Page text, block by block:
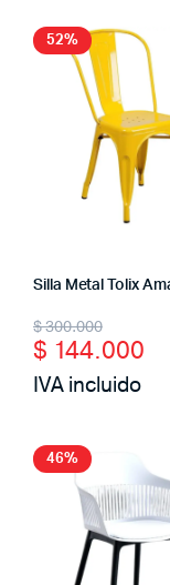
$ 300.000.
$ 144.000.
52%
Silla Metal Tolix
$300.000
Original
price
was:
$ 300.000.
$ 144.000
Current
price
is:
$ 144.000.
IVA incluido
46%